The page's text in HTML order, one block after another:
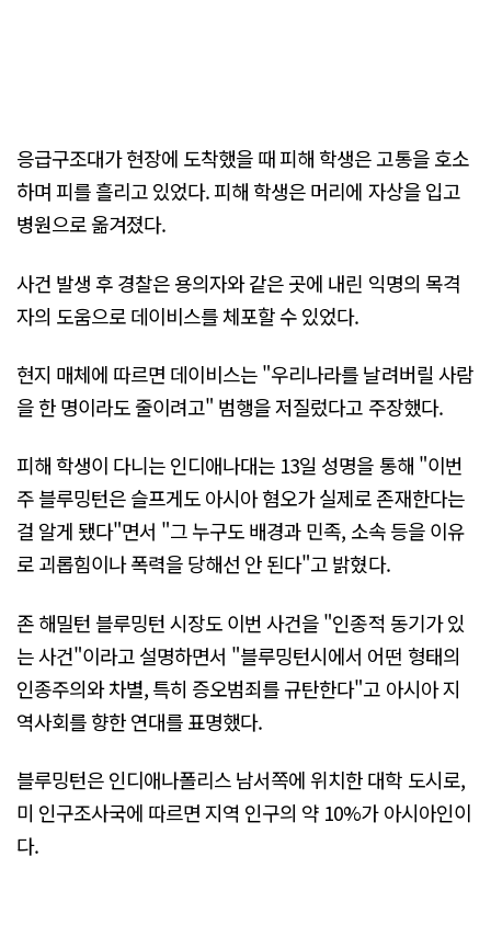
응급구조대가 현장에 도착했을 때 피해 학생은 고통을 호소
하며 피를 흘리고 있었다. 피해 학생은 머리에 자상을 입고
병원으로 옮겨졌다.
사건 발생 후 경찰은 용의자와 같은 곳에 내린 익명의 목격
자의 도움으로 데이비스를 체포할 수 있었다.
현지 매체에 따르면 데이비스는 "우리나라를 날려버릴 사람
을 한 명이라도 줄이려고" 범행을 저질렀다고 주장했다.
피해 학생이 다니는 인디애나대는 13일 성명을 통해 "이번
주 블루밍턴은 슬프게도 아시아 혐오가 실제로 존재한다는
걸 알게 됐다"면서 "그 누구도 배경과 민족, 소속 등을 이유
로 괴롭힘이나 폭력을 당해선 안 된다"고 밝혔다.
존 해밀턴 블루밍턴 시장도 이번 사건을 "인종적 동기가 있
는 사건"이라고 설명하면서 "블루밍턴시에서 어떤 형태의
인종주의와 차별, 특히 증오범죄를 규탄한다"고 아시아 지
역사회를 향한 연대를 표명했다.
블루밍턴은 인디애나폴리스 남서쪽에 위치한 대학 도시로,
미 인구조사국에 따르면 지역 인구의 약 10%가 아시아인이
다.